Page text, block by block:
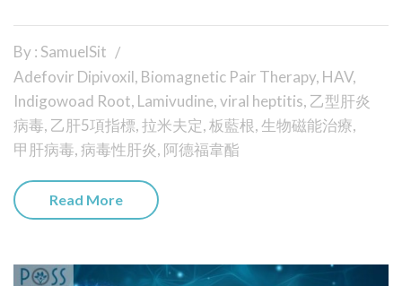
By : SamuelSit
Adefovir Dipivoxil, Biomagnetic Pair Therapy, HAV,
Indigowoad Root, Lamivudine,viral heptitis, 乙型肝炎
病毒, 乙肝5項指標,拉米夫定,板藍根, 生物磁能治療,
甲肝病毒,病毒性肝炎, 阿德福韋酯
Read More